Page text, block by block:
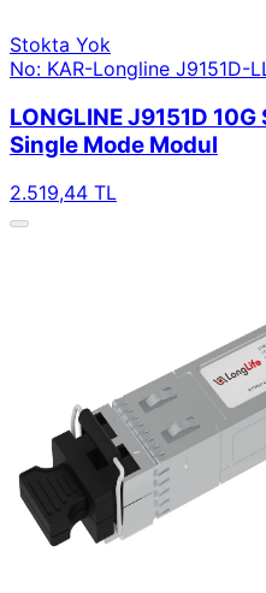
Stokta Yok
No: KAR-Longline J9151D-
LONGLINE J9151D 10G
Single Mode Modul
2.519,44 TL